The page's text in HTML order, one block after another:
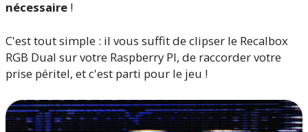
nécessaire !
C'est tout simple : il vous suffit de clipser le Recalbox
RGB Dual sur votre Raspberry PI, de raccorder votre
prise péritel, et c'est parti pour le jeu !